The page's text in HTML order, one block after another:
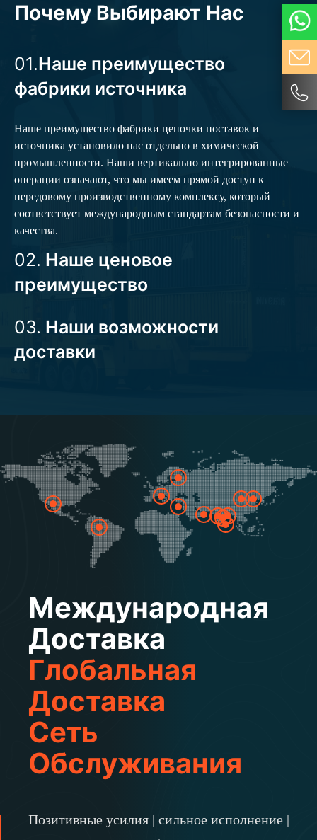
Почему Выбирают Нас
01.Наше преимущество
фабрики источника
Наше преимущество фабрики цепочки поставок и
источника установило нас отдельно в химической
промышленности. Наши вертикально интегрированные
операции означают, что мы имеем прямой доступ к
передовому производственному комплексу, который
соответствует международным стандартам безопасности и
качества.
02. Наше ценовое
преимущество
03. Наши возможности
доставки
Международная
Доставка
Глобальная
Доставка
Сеть
Обслуживания
Позитивные усилия | сильное исполнение |